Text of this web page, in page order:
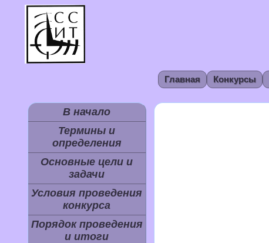
Главная Конкурсы
В начало
Термины и
определения
Основные цели и
задачи
Условия проведения
конкурса
Порядок проведения
и итоги